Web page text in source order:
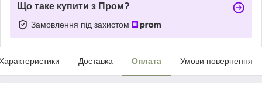
Що таке купити з Пром?
Замовлення під захистом
Доставка Оплата Умови повернення